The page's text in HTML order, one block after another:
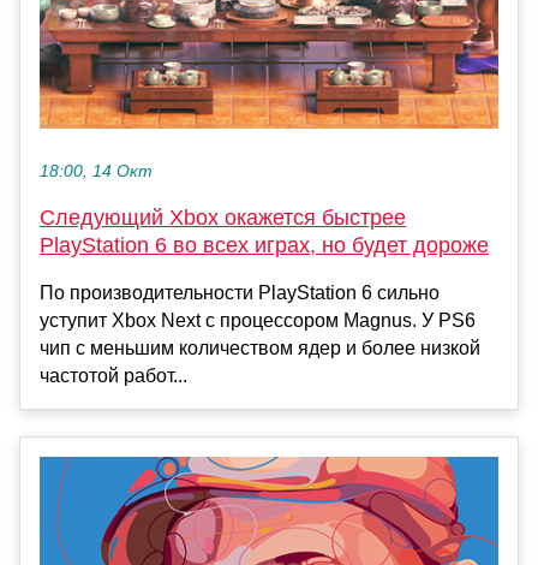
18:00, 14 Окт
Следующий Xbox окажется быстрее
PlayStation 6 во всех играх, но будет дороже
По производительности PlayStation 6 сильно
уступит Xbox Next с процессором Magnus. У PS6
чип с меньшим количеством ядер и более низкой
частотой работ...